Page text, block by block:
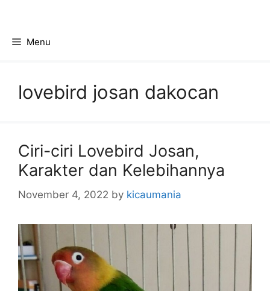
contentMenu
lovebird josan dakocan
Ciri-ciri Lovebird Josan,
Karakter dan Kelebihannya
November 4, 2022 by kicaumania